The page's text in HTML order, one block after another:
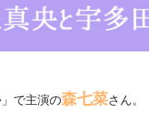
で主演の森七菜さん。